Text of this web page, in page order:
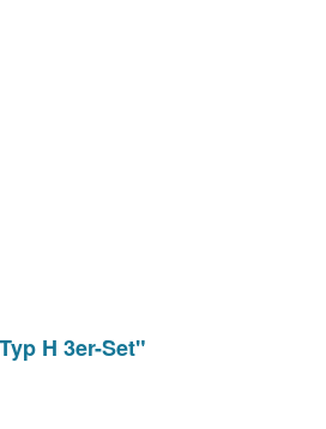
H 3er-Set"